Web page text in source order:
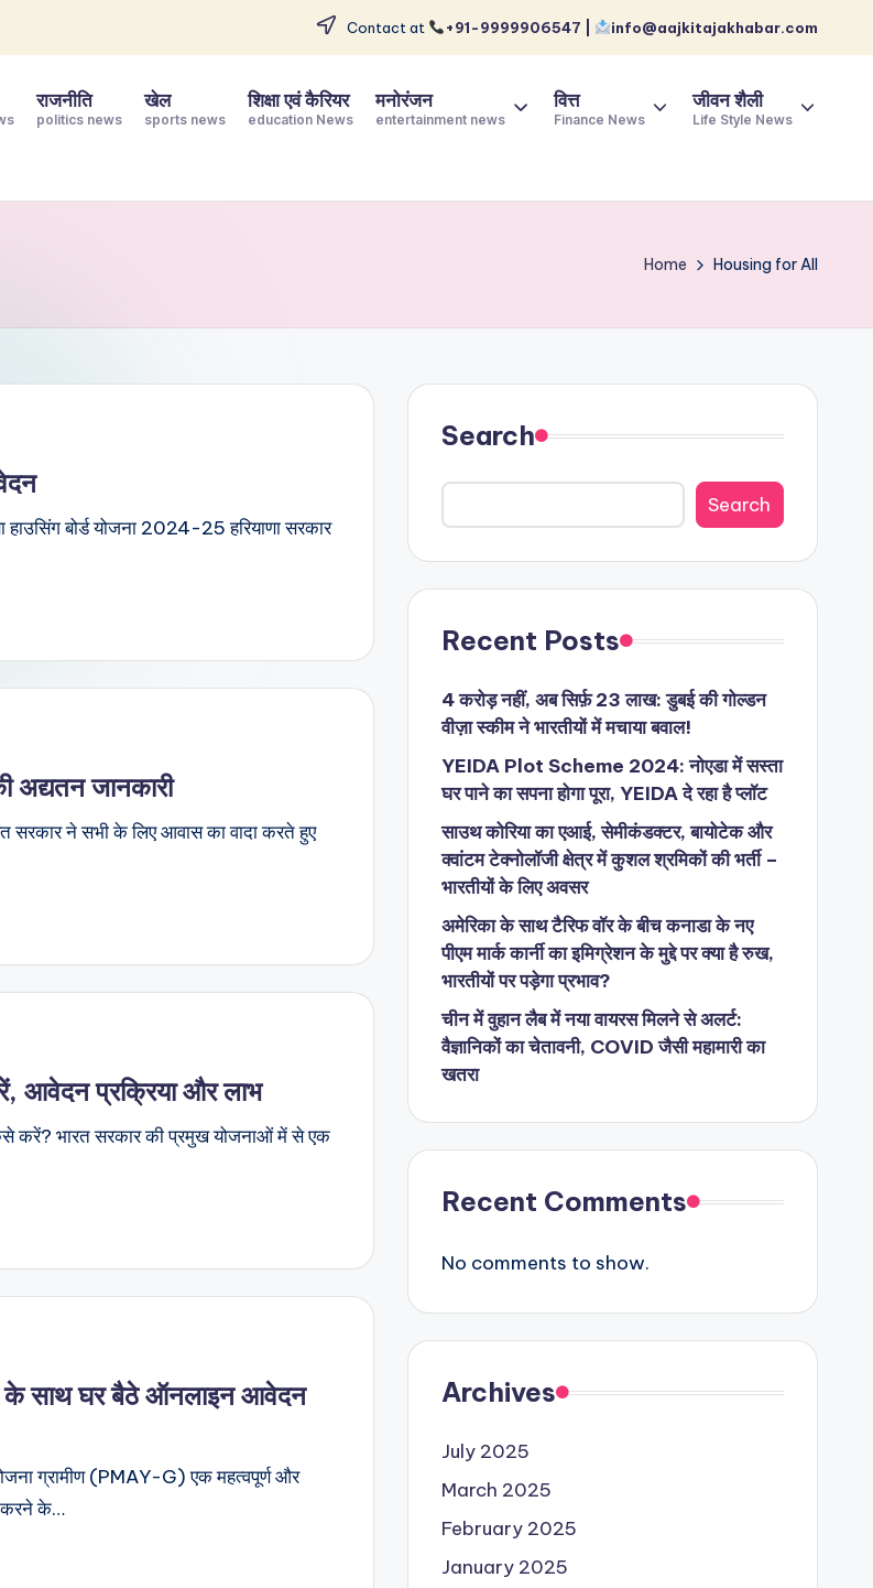
Contact at +91-9999906547 | info@aajkitajakhabar.com
राजनीति
politics news
खेल
sports news
शिक्षा एवं कैरियर
education News
मनोरंजन
entertainment news
वित्त
Finance News
जीवन शैली
Life Style News
Home Housing for All
हाउसिंग बोर्ड योजना 2024-25 हरियाणा सरकार
अद्यतन जानकारी
सरकार ने सभी के लिए आवास का वादा करते हुए
आवेदन प्रक्रिया और लाभ
करें? भारत सरकार की प्रमुख योजनाओं में से एक
के साथ घर बैठे ऑनलाइन आवेदन
ग्रामीण (PMAY-G) एक महत्वपूर्ण और
करने के…
Search
Search
Recent Posts
4 करोड़ नहीं, अब सिर्फ़ 23 लाख: डुबई की गोल्डन
वीज़ा स्कीम ने भारतीयों में मचाया बवाल!
YEIDA Plot Scheme 2024: नोएडा में सस्ता
घर पाने का सपना होगा पूरा, YEIDA दे रहा है प्लॉट
साउथ कोरिया का एआई, सेमीकंडक्टर, बायोटेक और
क्वांटम टेक्नोलॉजी क्षेत्र में कुशल श्रमिकों की भर्ती –
भारतीयों के लिए अवसर
अमेरिका के साथ टैरिफ वॉर के बीच कनाडा के नए
पीएम मार्क कार्नी का इमिग्रेशन के मुद्दे पर क्या है रुख,
भारतीयों पर पड़ेगा प्रभाव?
चीन में वुहान लैब में नया वायरस मिलने से अलर्ट:
वैज्ञानिकों का चेतावनी, COVID जैसी महामारी का
खतरा
Recent Comments
No comments to show.
Archives
July 2025
March 2025
February 2025
January 2025